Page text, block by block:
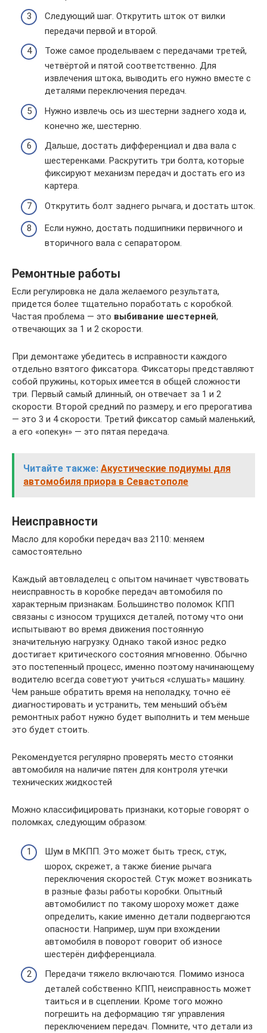
Следующий шаг. Открутить шток от вилки
передачи первой и второй.
Тоже самое проделываем с передачами третей,
четвёртой и пятой соответственно. Для
извлечения штока, выводить его нужно вместе с
деталями переключения передач.
Нужно извлечь ось из шестерни заднего хода и,
конечно же, шестерню.
Дальше, достать дифференциал и два вала с
шестеренками. Раскрутить три болта, которые
фиксируют механизм передач и достать его из
картера.
Открутить болт заднего рычага, и достать шток.
Если нужно, достать подшипники первичного и
вторичного вала с сепаратором.
Ремонтные работы
Если регулировка не дала желаемого результата,
придется более тщательно поработать с коробкой.
Частая проблема — это выбивание шестерней,
отвечающих за 1 и 2 скорости.
При демонтаже убедитесь в исправности каждого
отдельно взятого фиксатора. Фиксаторы представляют
собой пружины, которых имеется в общей сложности
три. Первый самый длинный, он отвечает за 1 и 2
скорости. Второй средний по размеру, и его прерогатива
— это 3 и 4 скорости. Третий фиксатор самый маленький,
а его «опекун» — это пятая передача.
Читайте также: Акустические подиумы для
автомобиля приора в Севастополе
Неисправности
Масло для коробки передач ваз 2110: меняем
самостоятельно
Каждый автовладелец с опытом начинает чувствовать
неисправность в коробке передач автомобиля по
характерным признакам. Большинство поломок КПП
связаны с износом трущихся деталей, потому что они
испытывают во время движения постоянную
значительную нагрузку. Однако такой износ редко
достигает критического состояния мгновенно. Обычно
это постепенный процесс, именно поэтому начинающему
водителю всегда советуют учиться «слушать» машину.
Чем раньше обратить время на неполадку, точно её
диагностировать и устранить, тем меньший объём
ремонтных работ нужно будет выполнить и тем меньше
это будет стоить.
Рекомендуется регулярно проверять место стоянки
автомобиля на наличие пятен для контроля утечки
технических жидкостей
Можно классифицировать признаки, которые говорят о
поломках, следующим образом:
Шум в МКПП. Это может быть треск, стук,
шорох, скрежет, а также биение рычага
переключения скоростей. Стук может возникать
в разные фазы работы коробки. Опытный
автомобилист по такому шороху может даже
определить, какие именно детали подвергаются
опасности. Например, шум при вхождении
автомобиля в поворот говорит об износе
шестерён дифференциала.
Передачи тяжело включаются. Помимо износа
деталей собственно КПП, неисправность может
таиться и в сцеплении. Кроме того можно
погрешить на деформацию тяг управления
переключением передач. Помните, что детали из